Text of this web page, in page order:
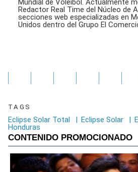
Mundial de Vóleibol. Actualmente
Redactor Real Time del Núcleo de
secciones web especializadas en
Unidos dentro del Grupo El
TAGS
Eclipse Solar Total | Eclipse Solar |
Honduras